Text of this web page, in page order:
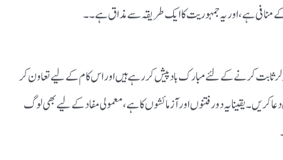
منافی ہے ،اور یہ جمہوریت کا ایک طریقہ سے مذاق ہے ۔۔
ثابت کرنے کے لئے مبارک باد پیش کر رہے ہیں اور اس کام کے لیے تعاون کر
۔ یقینا یہ دور فتنوں اور آزمائشوں کا ہے ، معمولی مفاد کے لیے بھی لوگ